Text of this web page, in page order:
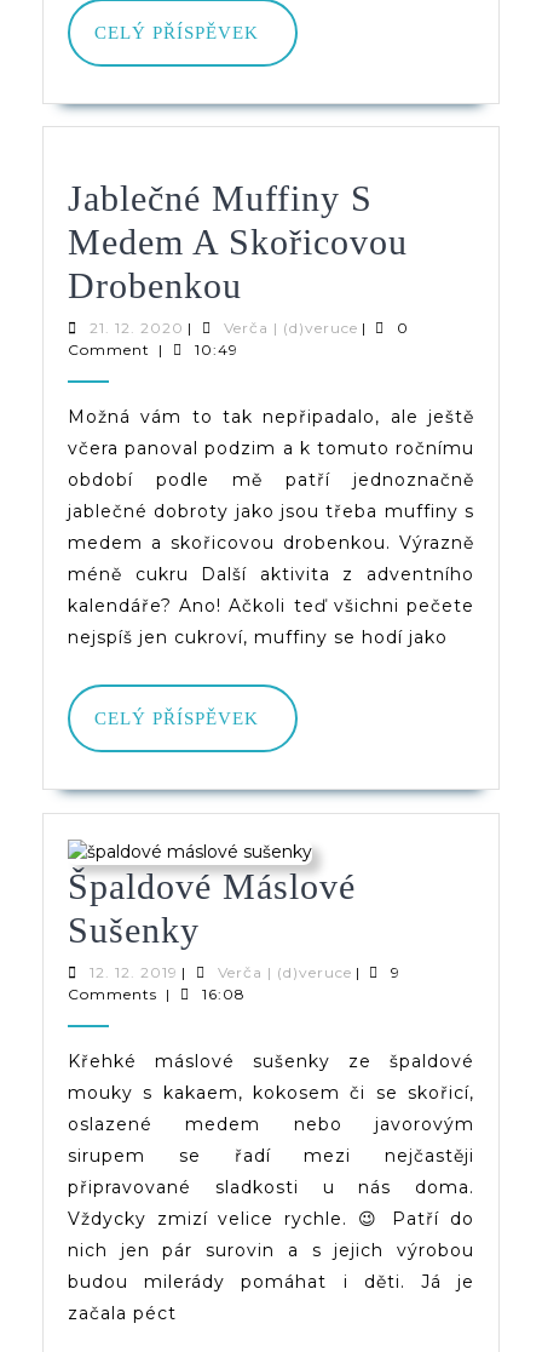
Verze
Bez
Lepku)
CELÝ PŘÍSPĚVEK
CELÝ
PŘÍSPĚVEK
Jablečné Muffiny S
Medem A Skořicovou
Drobenkou
Muffiny
Medem
A
Skořicovou
Drobenkou
21. 12. 2020 21.
12.
| Verča | (d)veruceVerča
|
0
Comment
| 10:49
Možná vám to tak nepřipadalo, ale ještě
včera panoval podzim a k tomuto ročnímu
období podle mě patří jednoznačně
jablečné dobroty jako jsou třeba muffiny s
medem a skořicovou drobenkou. Výrazně
méně cukru Další aktivita z adventního
kalendáře? Ano! Ačkoli teď všichni pečete
nejspíš jen cukroví, muffiny se hodí jako
CELÝ PŘÍSPĚVEK
CELÝ
PŘÍSPĚVEK
Špaldové Máslové
Sušenky
Máslové
12. 12. 2019 12.
12.
| Verča | (d)veruceVerča
|
9
Comments | 16:08
Křehké máslové sušenky ze špaldové
mouky s kakaem, kokosem či se skořicí,
oslazené medem nebo javorovým
sirupem se řadí mezi nejčastěji
připravované sladkosti u nás doma.
Vždycky zmizí velice rychle. 😉 Patří do
nich jen pár surovin a s jejich výrobou
budou milerády pomáhat i děti. Já je
začala péct